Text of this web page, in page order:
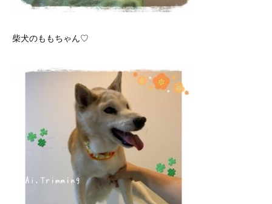
柴犬のももちゃん♡